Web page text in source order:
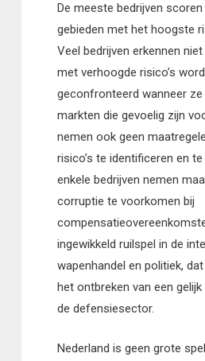
De meeste bedrijven
gebieden met het hoogste
Veel bedrijven erkennen
met verhoogde risico’s
geconfronteerd wanneer ze
markten die gevoelig zijn
nemen ook geen
risico’s te identificeren en
enkele bedrijven nemen
corruptie te voorkomen bij
ingewikkeld ruilspel in de
wapenhandel en politiek,
het ontbreken van een
de defensiesector.
Nederland is geen grote